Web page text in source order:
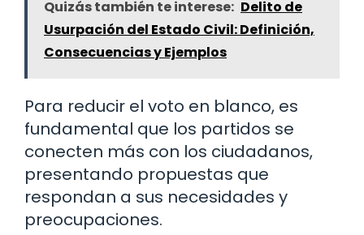
Quizás también te interese: Delito de
Usurpación del Estado Civil: Definición,
Consecuencias y Ejemplos
Para reducir el voto en blanco, es
fundamental que los partidos se
conecten más con los ciudadanos,
presentando propuestas que
respondan a sus necesidades y
preocupaciones.